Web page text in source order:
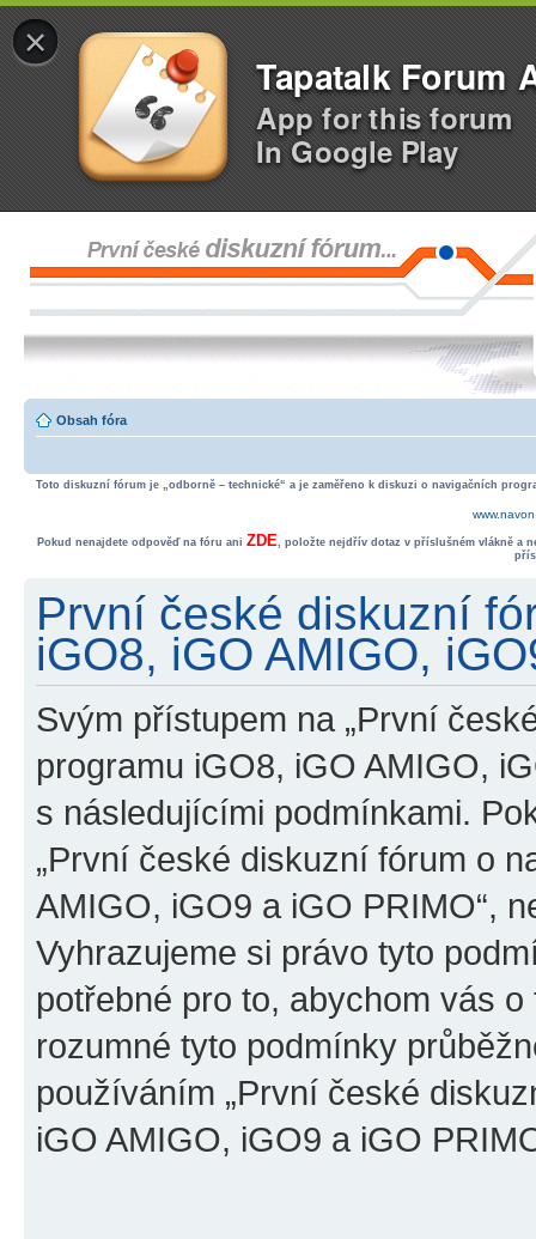
×
Tapatalk Forum
App for this forum
In Google Play
Obsah fóra
Toto diskuzní fórum je „odborně – technické“ a je zaměřeno k diskuzi o navigačních
Pokud nenajdete odpověď na fóru ani ZDE, položte nejdřív dotaz v příslušném vlákně a
První české diskuzní
iGO8, iGO AMIGO,
Svým přístupem na „První
programu iGO8, iGO AMIGO,
s následujícími podmínkami.
„První české diskuzní fórum o
AMIGO, iGO9 a iGO PRIMO“,
Vyhrazujeme si právo tyto
potřebné pro to, abychom vás
rozumné tyto podmínky
používáním „První české
iGO AMIGO, iGO9 a iGO